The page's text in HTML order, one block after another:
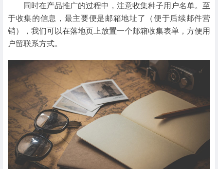
同时在产品推广的过程中，注意收集种子用户名单。至
于收集的信息，最主要便是邮箱地址了（便于后续邮件营
销），我们可以在落地页上放置一个邮箱收集表单，方便用
户留联系方式。